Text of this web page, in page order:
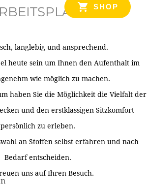
SHOP
langlebig und ansprechend.
heute sein um Ihnen den Aufenthalt im
wie möglich zu machen.
haben Sie die Möglichkeit die Vielfalt der
und den erstklassigen Sitzkomfort
persönlich zu erleben.
an Stoffen selbst erfahren und nach
Bedarf entscheiden.
uns auf Ihren Besuch.